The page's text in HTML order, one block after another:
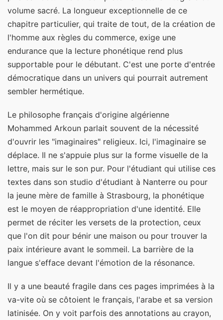
volume sacré. La longueur exceptionnelle de ce
chapitre particulier, qui traite de tout, de la création de
l'homme aux règles du commerce, exige une
endurance que la lecture phonétique rend plus
supportable pour le débutant. C'est une porte d'entrée
démocratique dans un univers qui pourrait autrement
sembler hermétique.
Le philosophe français d'origine algérienne
Mohammed Arkoun parlait souvent de la nécessité
d'ouvrir les "imaginaires" religieux. Ici, l'imaginaire se
déplace. Il ne s'appuie plus sur la forme visuelle de la
lettre, mais sur le son pur. Pour l'étudiant qui utilise ces
textes dans son studio d'étudiant à Nanterre ou pour
la jeune mère de famille à Strasbourg, la phonétique
est le moyen de réappropriation d'une identité. Elle
permet de réciter les versets de la protection, ceux
que l'on dit pour bénir une maison ou pour trouver la
paix intérieure avant le sommeil. La barrière de la
langue s'efface devant l'émotion de la résonance.
Il y a une beauté fragile dans ces pages imprimées à la
va-vite où se côtoient le français, l'arabe et sa version
latinisée. On y voit parfois des annotations au crayon,